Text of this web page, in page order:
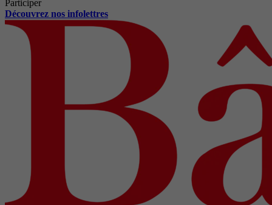
Participer
Découvrez nos infolettres